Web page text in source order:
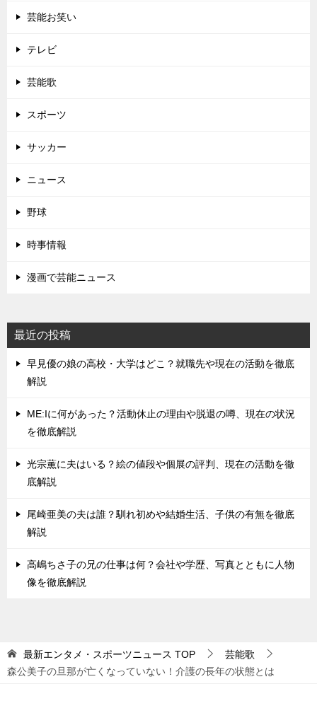
芸能お笑い
テレビ
芸能歌
スポーツ
サッカー
ニュース
野球
時事情報
漫画で芸能ニュース
最近の投稿
早見優の娘の高校・大学はどこ？就職先や現在の活動を徹底
解説
ME:Iに何があった？活動休止の理由や脱退の噂、現在の状況
を徹底解説
光宗薫に夫はいる？絵の値段や個展の評判、現在の活動を徹
底解説
尾崎亜美の夫は誰？馴れ初めや結婚生活、子供の有無を徹底
解説
高嶋ちさ子の兄の仕事は何？会社や学歴、写真とともに人物
像を徹底解説
最新エンタメ・スポーツニュース TOP
芸能歌
森公美子の旦那が亡くなっていない！介護の長年の状態とは